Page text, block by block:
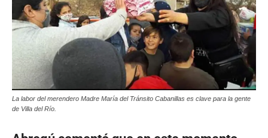
La labor del merendero Madre María del Tránsito Cabanillas es clave para la gente
de Villa del Río.